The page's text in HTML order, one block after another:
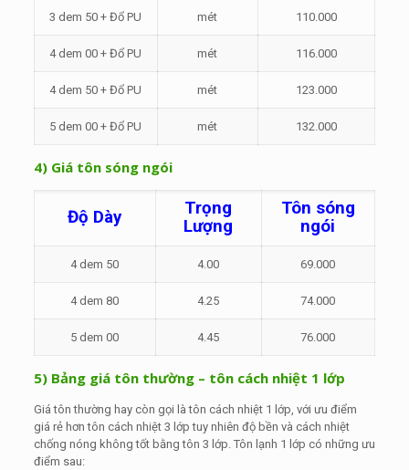
3 dem 50 + Đổ PU mét 110.000
4 dem 00 + Đổ PU mét 116.000
4 dem 50 + Đổ PU mét 123.000
5 dem 00 + Đổ PU mét 132.000
4) Giá tôn sóng ngói
Độ Dày
Trọng
Lượng
Tôn sóng
ngói
4 dem 50 4.00 69.000
4 dem 80 4.25 74.000
5 dem 00 4.45 76.000
5) Bảng giá tôn thường – tôn cách nhiệt 1 lớp
Giá tôn thường hay còn gọi là tôn cách nhiệt 1 lớp, với ưu điểm
giá rẻ hơn tôn cách nhiệt 3 lớp tuy nhiên độ bền và cách nhiệt
chống nóng không tốt bằng tôn 3 lớp. Tôn lạnh 1 lớp có những ưu
điểm sau: